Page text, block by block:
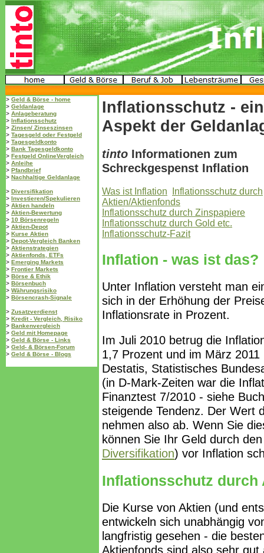
> Geld & Börse - home
> Geldanlage
> Anlageberatung
> Inflationsschutz
> Zinsen/ Zinseszinsen
> Tagesgeld oder Festgeld
> Tagesgeldkonto
> Bank Tagesgeldkonto
> Festgeld OnlineVergleich
> Anleihe
> Pfandbrief
> Nachhaltige Geldanlage
> Diversifikation
> Investieren/Spekulieren
> Aktien handeln
> Aktien-Bewertung
> 10 Börsenregeln
> Aktien-Depot
> Kurse Aktien
> Depot-Vergleich Banken
> Aktienstrategien
> Aktienfonds, ETFs
> Emerging Markets
> Frontier Markets
> Börse & Ethik
> Börsenbuch
> Währungsrisiko
> Börsencrash-Signale
> Zusatzverdienst
> Kredit - Vergleich, Risiko
> Bankenvergleich
> Geld mit Homepage
> Geld & Börse - Links
> Geld- & Börsen-Forum
> Geld & Börse - Blogs
Inflationsschutz - ein
Aspekt der
tinto Informationen zum
Schreckgespenst Inflation
Was ist Inflation
Inflationsschutz durch
Aktien/Aktienfonds
Inflationsschutz durch Zinspapiere
Inflationsschutz durch Gold etc.
Inflationsschutz-Fazit
Inflation - was ist das?
Unter Inflation versteht man
sich in der Erhöhung der
Inflationsrate in Prozent.
Im Juli 2010 betrug die
1,7 Prozent und im März
Destatis, Statistisches
(in D-Mark-Zeiten war die
Finanztest 7/2010 - siehe
steigende Tendenz. Der Wert
nehmen also ab. Wenn Sie
können Sie Ihr Geld durch
Diversifikation) vor Inflation
Inflationsschutz durch
Die Kurse von Aktien (und
entwickeln sich unabhängig
langfristig gesehen - die
Aktienfonds sind also sehr